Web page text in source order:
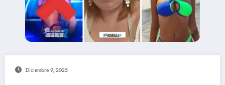
Diciembre 9, 2025